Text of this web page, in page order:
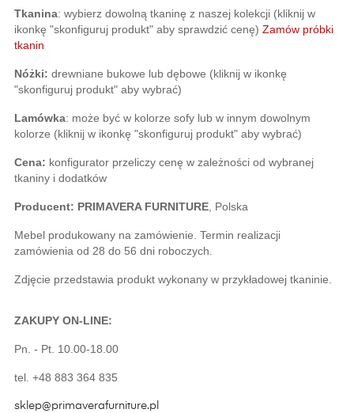
Tkanina: wybierz dowolną tkaninę z naszej kolekcji (kliknij w
ikonkę "skonfiguruj produkt" aby sprawdzić cenę) Zamów próbki
tkanin
Nóżki: drewniane bukowe lub dębowe (kliknij w ikonkę
"skonfiguruj produkt" aby wybrać)
Lamówka: może być w kolorze sofy lub w innym dowolnym
kolorze (kliknij w ikonkę "skonfiguruj produkt" aby wybrać)
Cena: konfigurator przeliczy cenę w zależności od wybranej
tkaniny i dodatków
Producent: PRIMAVERA FURNITURE, Polska
Mebel produkowany na zamówienie. Termin realizacji
zamówienia od 28 do 56 dni roboczych.
Zdjęcie przedstawia produkt wykonany w przykładowej tkaninie.
ZAKUPY ON-LINE:
Pn. - Pt. 10.00-18.00
tel. +48 883 364 835
sklep@primaverafurniture.pl